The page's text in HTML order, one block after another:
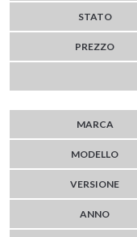
STATO
PREZZO
MARCA
MODELLO
VERSIONE
ANNO